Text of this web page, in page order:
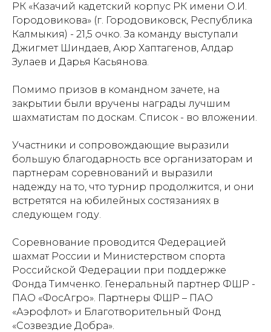
РК «Казачий кадетский корпус РК имени О.И.
Городовикова» (г. Городовиковск, Республика
Калмыкия) - 21,5 очко. За команду выступали
Джигмет Шиндаев, Аюр Хаптагенов, Алдар
Зулаев и Дарья Касьянова.
Помимо призов в командном зачете, на
закрытии были вручены награды лучшим
шахматистам по доскам. Список - во вложении.
Участники и сопровождающие выразили
большую благодарность все организаторам и
партнерам соревнований и выразили
надежду на то, что турнир продолжится, и они
встретятся на юбилейных состязаниях в
следующем году.
Соревнование проводится Федерацией
шахмат России и Министерством спорта
Российской Федерации при поддержке
Фонда Тимченко. Генеральный партнер ФШР -
ПАО «ФосАгро». Партнеры ФШР – ПАО
«Аэрофлот» и Благотворительный Фонд
«Созвездие Добра».